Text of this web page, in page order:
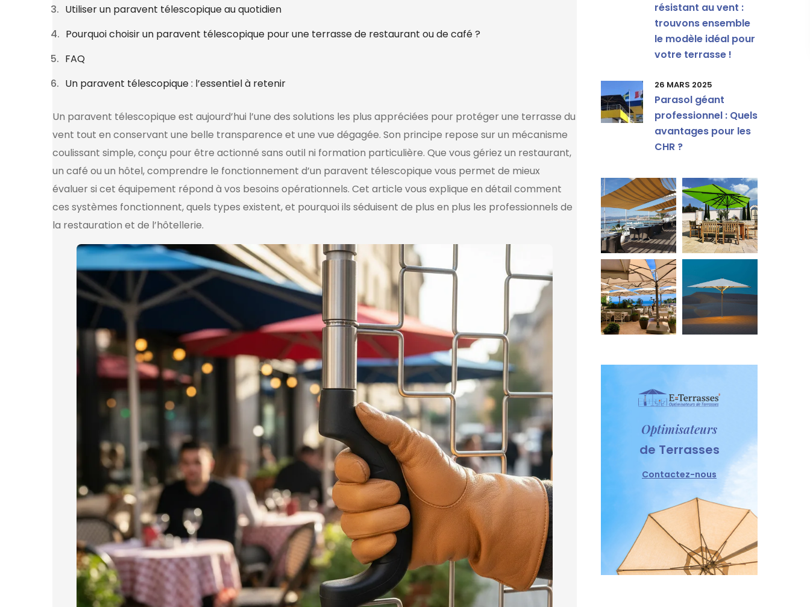
Utiliser un paravent télescopique au quotidien
Pourquoi choisir un paravent télescopique pour une terrasse de restaurant ou de café ?
FAQ
Un paravent télescopique : l’essentiel à retenir
Un paravent télescopique est aujourd’hui l’une des solutions les plus appréciées pour protéger une terrasse du
vent tout en conservant une belle transparence et une vue dégagée. Son principe repose sur un mécanisme
coulissant simple, conçu pour être actionné sans outil ni formation particulière. Que vous gériez un restaurant,
un café ou un hôtel, comprendre le fonctionnement d’un paravent télescopique vous permet de mieux
évaluer si cet équipement répond à vos besoins opérationnels. Cet article vous explique en détail comment
ces systèmes fonctionnent, quels types existent, et pourquoi ils séduisent de plus en plus les professionnels de
la restauration et de l’hôtellerie.
résistant au vent :
trouvons ensemble
le modèle idéal pour
votre terrasse !
26 MARS 2025
Parasol géant
professionnel : Quels
avantages pour les
CHR ?
Optimisateurs
de Terrasses
Contactez-nous